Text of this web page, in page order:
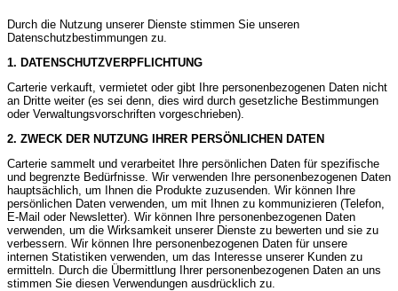
Durch die Nutzung unserer Dienste stimmen Sie unseren
Datenschutzbestimmungen zu.
1. DATENSCHUTZVERPFLICHTUNG
Carterie verkauft, vermietet oder gibt Ihre personenbezogenen Daten nicht
an Dritte weiter (es sei denn, dies wird durch gesetzliche Bestimmungen
oder Verwaltungsvorschriften vorgeschrieben).
2. ZWECK DER NUTZUNG IHRER PERSÖNLICHEN DATEN
Carterie sammelt und verarbeitet Ihre persönlichen Daten für spezifische
und begrenzte Bedürfnisse. Wir verwenden Ihre personenbezogenen Daten
hauptsächlich, um Ihnen die Produkte zuzusenden. Wir können Ihre
persönlichen Daten verwenden, um mit Ihnen zu kommunizieren (Telefon,
E-Mail oder Newsletter). Wir können Ihre personenbezogenen Daten
verwenden, um die Wirksamkeit unserer Dienste zu bewerten und sie zu
verbessern. Wir können Ihre personenbezogenen Daten für unsere
internen Statistiken verwenden, um das Interesse unserer Kunden zu
ermitteln. Durch die Übermittlung Ihrer personenbezogenen Daten an uns
stimmen Sie diesen Verwendungen ausdrücklich zu.